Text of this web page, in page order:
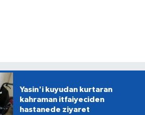
Yasin'i kuyudan kurtaran
kahraman itfaiyeciden
hastanede ziyaret